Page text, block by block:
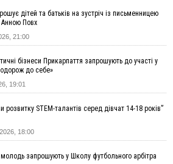
нову підозру. Їй обирають
видурив у жительки Коломийщини
очікується сильна спека до 39°
чоловіка, який зливав з цистерни
до госпіталізації та оновили правила
і Тернопільщини невідомі засипали
та облаштували переправу
дітей та батьків на зустріч із письменницею
Анною Повх
21:00
бізнеси Прикарпаття запрошують до участі у
до себе»
19:01
розвитку STEM-талантів серед дівчат 14-18 років”
18:00
запрошують у Школу футбольного арбітра